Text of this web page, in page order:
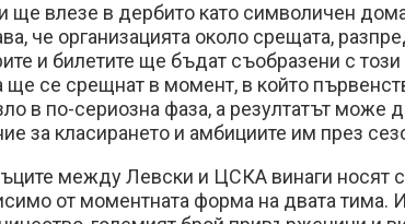
ще влезе в дербито като символичен
че организацията около срещата,
и билетите ще бъдат съобразени с този
ще се срещнат в момент, в който
в по-сериозна фаза, а резултатът може
за класирането и амбициите им през
между Левски и ЦСКА винаги носят
от моментната форма на двата тима.